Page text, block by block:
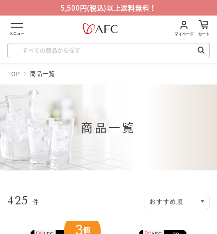
5,500円(税込)以上送料無料！
メニュー マイページ カート
TOP 商品一覧
商品一覧
425 件